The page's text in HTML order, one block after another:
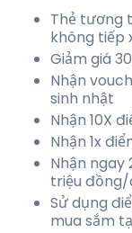
Thẻ tương
không tiếp
Giảm giá
Nhận
sinh nhật
Nhận 10X
Nhận 1x
Nhận ngay
triệu
Sử dụng
mua sắm